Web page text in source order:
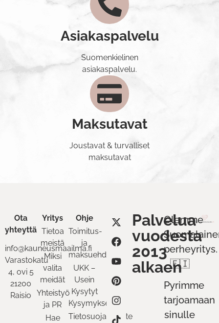
Asiakaspalvelu
Suomenkielinen
asiakaspalvelu.
Maksutavat
Joustavat & turvalliset
maksutavat
Ota
yhteyttä
info@kauneusmaailma.fi
Varastokatu
4, ovi 5
21200
Raisio
Yritys
Tietoa
meistä
Miksi
valita
meidät
Yhteistyö
ja PR
Hae
Ohje
Toimitus-
ja
maksuehdot
UKK –
Usein
Kysytyt
Kysymykset
Tietosuojaseloste
Palvelua
vuodesta
2013
alkaen
Olemme
perheyritys.
🇫🇮
Pyrimme
tarjoamaan
sinulle